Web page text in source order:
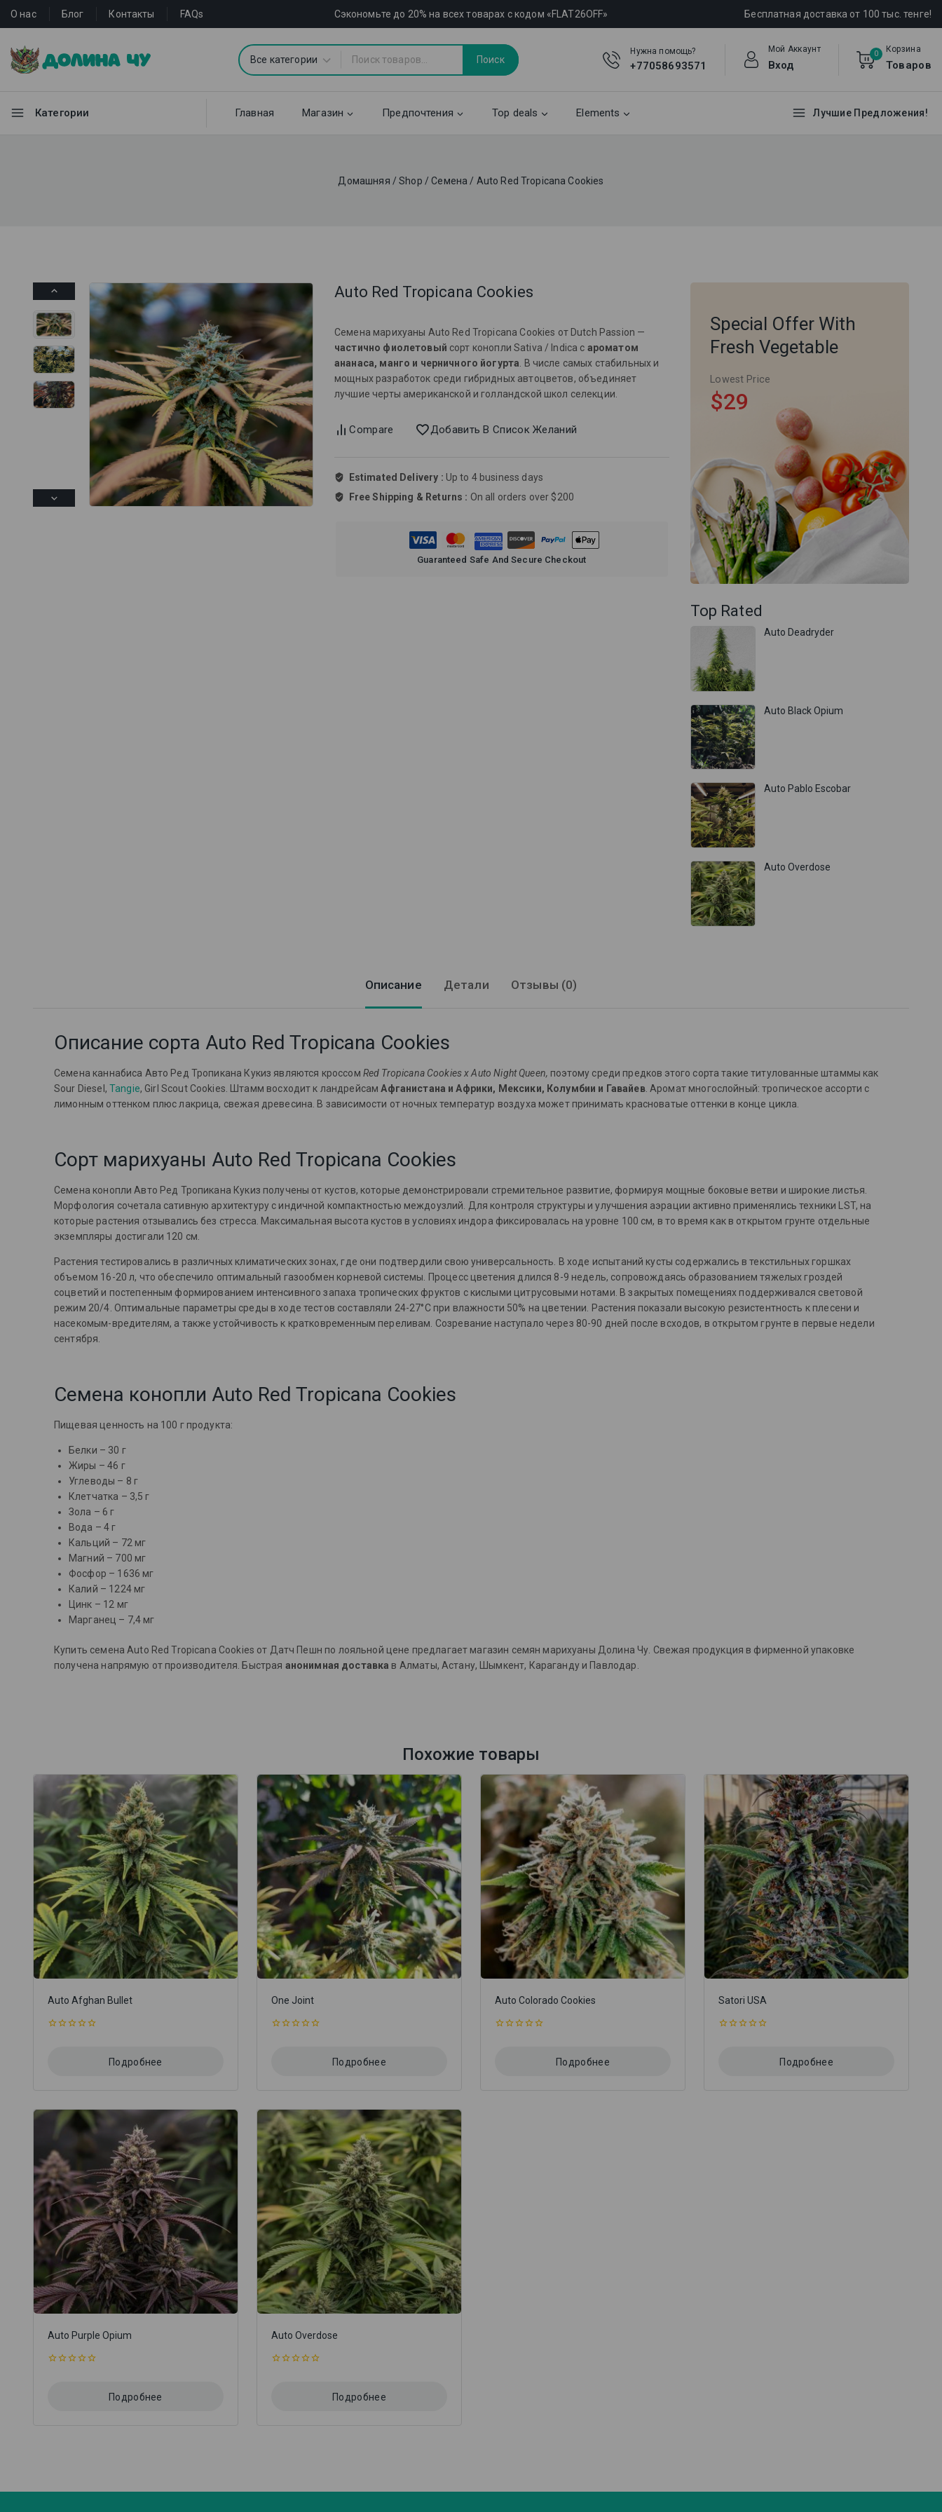
О нас Блог Контакты FAQs Сэкономьте до 20% на всех товарах с кодом «FLAT26OFF» Бесплатная доставка от 100 тыс. тенге!
Поиск
Нужна помощь?
+77058693571
Мой Аккаунт
Вход
0 Корзина
Товаров
Категории Главная Магазин Предпочтения Top deals Elements Лучшие Предложения!
Домашняя / Shop / Семена / Auto Red Tropicana Cookies
Special Offer With
Fresh Vegetable
Lowest Price
$29
Top Rated
Auto Deadryder
Auto Black Opium
Auto Pablo Escobar
Auto Overdose
Auto Red Tropicana Cookies
Семена марихуаны Auto Red Tropicana Cookies от Dutch Passion —
частично фиолетовый сорт конопли Sativa / Indica с ароматом
ананаса, манго и черничного йогурта . В числе самых стабильных и
мощных разработок среди гибридных автоцветов, объединяет
лучшие черты американской и голландской школ селекции.
Compare Добавить В Список Желаний
Estimated Delivery : Up to 4 business days
Free Shipping & Returns : On all orders over $200
Guaranteed Safe And Secure Checkout
Описание Детали Отзывы (0)
Описание сорта Auto Red Tropicana Cookies
Семена каннабиса Авто Ред Тропикана Кукиз являются кроссом Red Tropicana Cookies x Auto Night Queen, поэтому среди предков этого сорта такие титулованные штаммы как
Sour Diesel, Tangie, Girl Scout Cookies. Штамм восходит к ландрейсамАфганистана и Африки, Мексики, Колумбии и Гавайев. Аромат многослойный: тропическое ассорти с
лимонным оттенком плюс лакрица, свежая древесина. В зависимости от ночных температур воздуха может принимать красноватые оттенки в конце цикла.
Сорт марихуаны Auto Red Tropicana Cookies
Семена конопли Авто Ред Тропикана Кукиз получены от кустов, которые демонстрировали стремительное развитие, формируя мощные боковые ветви и широкие листья.
Морфология сочетала сативную архитектуру с индичной компактностью междоузлий. Для контроля структуры и улучшения аэрации активно применялись техники LST, на
которые растения отзывались без стресса. Максимальная высота кустов в условиях индора фиксировалась на уровне 100 см, в то время как в открытом грунте отдельные
экземпляры достигали 120 см.
Растения тестировались в различных климатических зонах, где они подтвердили свою универсальность. В ходе испытаний кусты содержались в текстильных горшках
объемом 16-20 л, что обеспечило оптимальный газообмен корневой системы.
Процесс цветения длился 8-9 недель, сопровождаясь образованием тяжелых гроздей
соцветий и постепенным формированием интенсивного запаха тропических фруктов с кислыми цитрусовыми нотами. В закрытых помещениях поддерживался световой
режим 20/4. Оптимальные параметры среды в ходе тестов составляли 24-27°C при влажности 50% на цветении. Растения показали высокую резистентность к плесени и
насекомым-вредителям, а также устойчивость к кратковременным переливам. Созревание наступало через 80-90 дней после всходов, в открытом грунте в первые недели
сентября.
Семена конопли Auto Red Tropicana Cookies
Пищевая ценность на 100 г продукта:
Белки – 30 г
Жиры – 46 г
Углеводы – 8 г
Клетчатка – 3,5 г
Зола – 6 г
Вода – 4 г
Кальций – 72 мг
Магний – 700 мг
Фосфор – 1636 мг
Калий – 1224 мг
Цинк – 12 мг
Марганец – 7,4 мг
Купить семена Auto Red Tropicana Cookies от Датч Пешн по лояльной цене предлагает магазин семян марихуаны Долина Чу. Свежая продукция в фирменной упаковке
получена напрямую от производителя. Быстрая анонимная доставка в Алматы, Астану, Шымкент, Караганду и Павлодар.
Похожие товары
Auto Afghan Bullet
Подробнее
One Joint
Подробнее
Auto Colorado Cookies
Подробнее
Satori USA
Подробнее
Auto Purple Opium
Подробнее
Auto Overdose
Подробнее